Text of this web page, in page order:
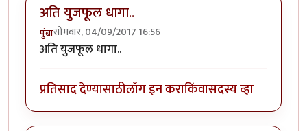
अति युजफूल धागा..
पुंबासोमवार, 04/09/2017 16:56
अति युजफूल धागा..
प्रतिसाद देण्यासाठीलॉग इन कराकिंवासदस्य व्हा